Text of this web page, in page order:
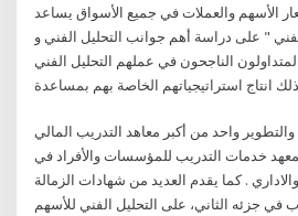
الأسهم والعملات في جميع الأسواق يساعد
" على دراسة أهم جوانب التحليل الفني و
الناجحون في عملهم التحليل الفني
انتاج استراتيجياتهم الخاصة بهم بمساعدة
واحد من أكبر معاهد التدريب المالي
خدمات التدريب للمؤسسات والأفراد في
. كما يقدم العديد من شهادات الزمالة
في جزئه الثاني، على التحليل الفني للأسهم